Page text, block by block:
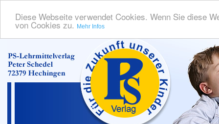
Diese Webseite verwendet Cookies. Wenn Sie diese
von Cookies zu. Mehr Infos